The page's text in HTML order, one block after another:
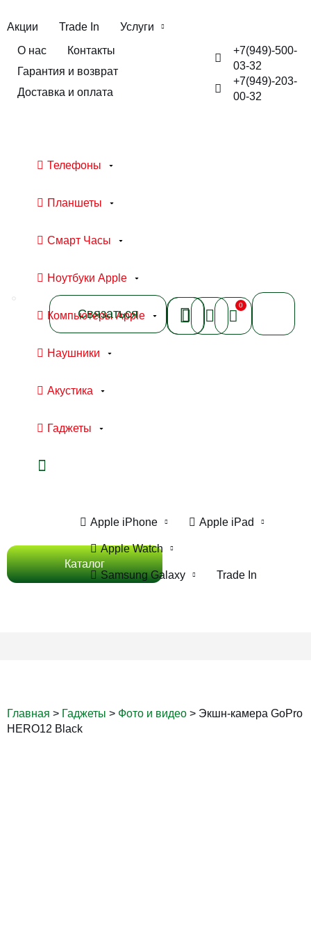
Акции Trade In
Услуги
О нас
Контакты
Гарантия и возврат
Доставка и оплата
+7(949)-500-
03-32
+7(949)-203-
00-32
Телефоны
Планшеты
Смарт Часы
Ноутбуки Apple
Компьютеры Apple
Наушники
Акустика
Гаджеты
Связаться
0
Каталог
Apple iPhone Apple iPad
Apple Watch
Samsung Galaxy Trade In
Главная > Гаджеты > Фото и видео > Экшн-камера GoPro
HERO12 Black